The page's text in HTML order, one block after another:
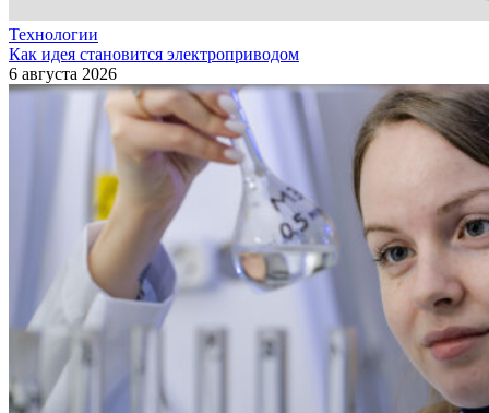
Технологии
Как идея становится электроприводом
6 августа 2026